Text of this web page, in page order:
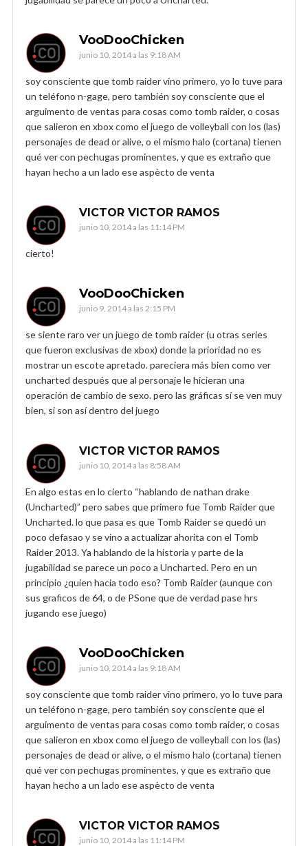
VooDooChicken
junio 10, 2014 a las 9:18 AM
soy consciente que tomb raider vino primero, yo lo tuve para
un teléfono n-gage, pero también soy consciente que el
arguimento de ventas para cosas como tomb raider, o cosas
que salieron en xbox como el juego de volleyball con los (las)
personajes de dead or alive, o el mismo halo (cortana) tienen
qué ver con pechugas prominentes, y que es extraño que
hayan hecho a un lado ese aspècto de venta
VICTOR VICTOR RAMOS
junio 10, 2014 a las 11:14 PM
cierto!
VooDooChicken
junio 9, 2014 a las 2:15 PM
se siente raro ver un juego de tomb raider (u otras series
que fueron exclusivas de xbox) donde la prioridad no es
mostrar un escote apretado. pareciera más bien como ver
uncharted después que al personaje le hicieran una
operación de cambio de sexo. pero las gráficas sí se ven muy
bien, si son así dentro del juego
VICTOR VICTOR RAMOS
junio 10, 2014 a las 8:58 AM
En algo estas en lo cierto “hablando de nathan drake
(Uncharted)” pero sabes que primero fue Tomb Raider que
Uncharted. lo que pasa es que Tomb Raider se quedó un
poco defasao y se vino a actualizar ahorita con el Tomb
Raider 2013. Ya hablando de la historia y parte de la
jugabilidad se parece un poco a Uncharted. Pero en un
principio ¿quien hacia todo eso? Tomb Raider (aunque con
sus graficos de 64, o de PSone que de verdad pase hrs
jugando ese juego)
VooDooChicken
junio 10, 2014 a las 9:18 AM
soy consciente que tomb raider vino primero, yo lo tuve para
un teléfono n-gage, pero también soy consciente que el
arguimento de ventas para cosas como tomb raider, o cosas
que salieron en xbox como el juego de volleyball con los (las)
personajes de dead or alive, o el mismo halo (cortana) tienen
qué ver con pechugas prominentes, y que es extraño que
hayan hecho a un lado ese aspècto de venta
VICTOR VICTOR RAMOS
junio 10, 2014 a las 11:14 PM